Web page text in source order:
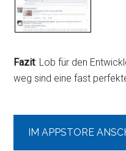
Fazit: Lob für den
weg sind eine fast
IM APPSTORE